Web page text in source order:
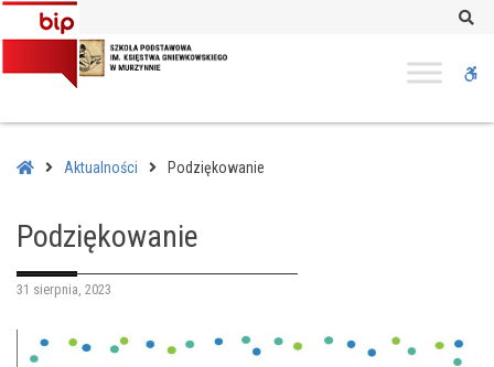
–
Podziękowanie
HomeAktualności Podziękowanie
Podziękowanie
31 sierpnia, 2023